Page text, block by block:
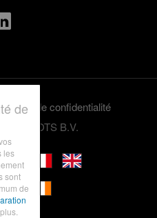
de confidentialité
B.V.
de
les
sont
de